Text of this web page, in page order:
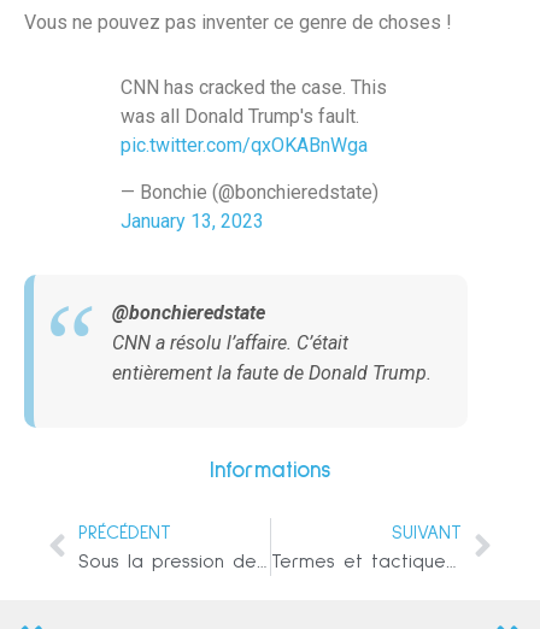
Vous ne pouvez pas inventer ce genre de choses !
CNN has cracked the case. This
was all Donald Trump's fault.
pic.twitter.com/qxOKABnWga
— Bonchie (@bonchieredstate)
January 13, 2023
@bonchieredstate
CNN a résolu l’affaire. C’était
entièrement la faute de Donald Trump.
Informations
PRÉCÉDENT
Sous la pression de la Maison Blanche, Facebook a censuré des informations exactes sur le vaccin Covid
SUIVANT
Termes et tactiques de la guerre de 5e génération